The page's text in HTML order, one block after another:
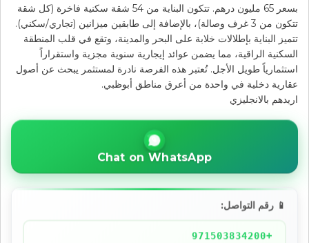
بسعر 65 مليون درهم. تتكون البناية من 54 شقة سكنية فاخرة (كل شقة
تتكون من 3 غرف وصالة)، بالإضافة إلى طابقين ميزانين (تجاري/سكني).
تتميز البناية بإطلالات خلابة على البحر والمدينة، وتقع في قلب المنطقة
السكنية الراقية، مما يضمن عوائد إيجارية سنوية مجزية واستقراراً
استثمارياً طويل الأجل. تُعتبر هذه الفرصة نادرة لمستثمر يبحث عن أصول
عقارية دخلية في واحدة من أعرق مناطق أبوظبي.
اريدهم بالانجليزي
Chat on WhatsApp
📱 رقم التواصل:
+971503834200